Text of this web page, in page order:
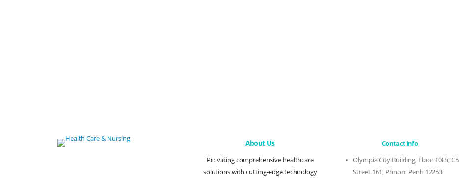
About Us
Providing comprehensive healthcare
solutions with cutting-edge technology
Contact Info
Olympia City Building, Floor 10th, C5
Street 161, Phnom Penh 12253